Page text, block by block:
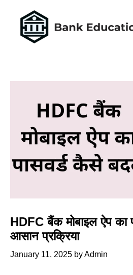
content
HDFC बैंक मोबाइल ऐप
आसान प्रक्रिया
January 11, 2025 byAdmin